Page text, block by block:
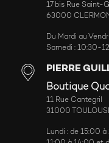
17 bis Rue Saint-
63000
Du Mardi au
Samedi : 10:30-
PIERRE
Boutique
11 Rue Cantegril
31000
Lundi : de 15:00